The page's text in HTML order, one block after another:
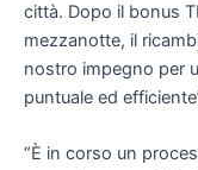
città. Dopo il bonus
mezzanotte, il
nostro impegno per
puntuale ed
“È in corso un